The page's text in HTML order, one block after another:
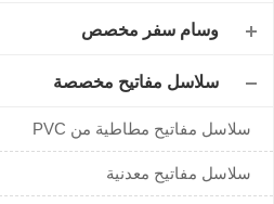
وسام سفر مخصص
سلاسل مفاتيح مخصصة
سلاسل مفاتيح مطاطية من PVC
سلاسل مفاتيح معدنية